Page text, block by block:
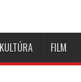
KULTÚRA FILM